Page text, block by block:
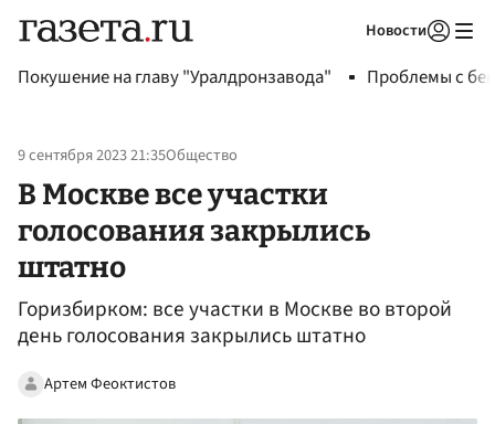
Новости
Покушение на главу "Уралдронзавода" Проблемы с
9 сентября 2023 21:35Общество
В Москве все участки
голосования закрылись
штатно
Горизбирком: все участки в Москве во второй
день голосования закрылись штатно
Артем Феоктистов